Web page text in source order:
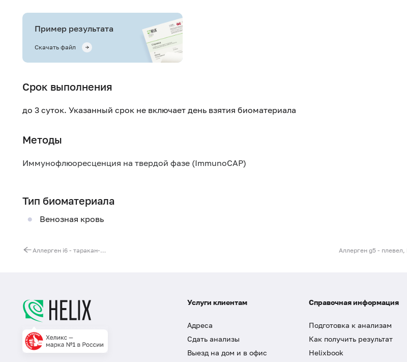
Пример результата
Скачать файл
Срок выполнения
до 3 суток. Указанный срок не включает день взятия биоматериала
Методы
Иммунофлюоресценция на твердой фазе (ImmunoCAP)
Тип биоматериала
Венозная кровь
Аллерген i6 - таракан-прусак, IgE (ImmunoCAP)
Услуги клиентам
Адреса
Сдать анализы
Выезд на дом и в офис
Справочная информация
Подготовка к анализам
Как получить результат
Helixbook